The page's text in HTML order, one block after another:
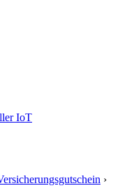
IoT
›